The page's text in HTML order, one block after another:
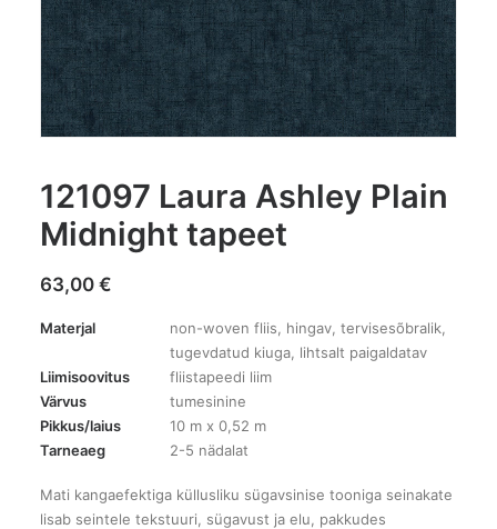
121097 Laura Ashley Plain
Midnight tapeet
63,00 €
Materjal
non-woven fliis, hingav, tervisesõbralik,
tugevdatud kiuga, lihtsalt paigaldatav
Liimisoovitus
fliistapeedi liim
Värvus
tumesinine
Pikkus/laius
10 m x 0,52 m
Tarneaeg
2-5 nädalat
Mati kangaefektiga küllusliku sügavsinise tooniga seinakate
lisab seintele tekstuuri, sügavust ja elu, pakkudes